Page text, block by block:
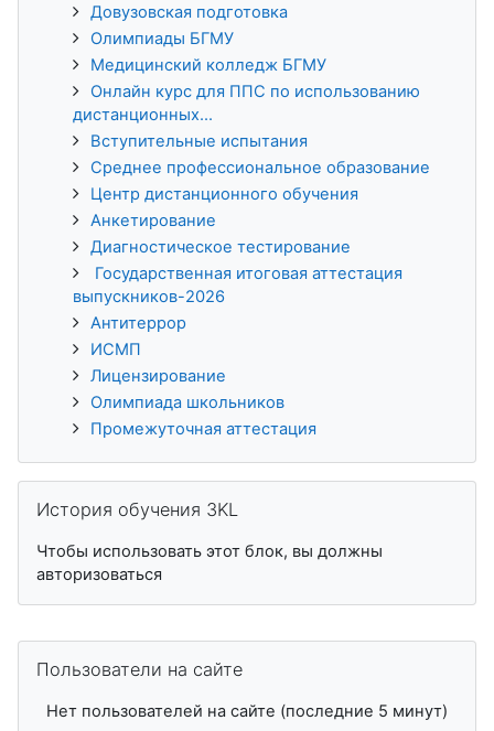
Довузовская подготовка
Олимпиады БГМУ
Медицинский колледж БГМУ
Онлайн курс для ППС по использованию
дистанционных...
Вступительные испытания
Среднее профессиональное образование
Центр дистанционного обучения
Анкетирование
Диагностическое тестирование
Государственная итоговая аттестация
выпускников-2026
Антитеррор
ИСМП
Лицензирование
Олимпиада школьников
Промежуточная аттестация
История обучения 3KL
Чтобы использовать этот блок, вы должны
авторизоваться
Пользователи на сайте
Нет пользователей на сайте (последние 5 минут)